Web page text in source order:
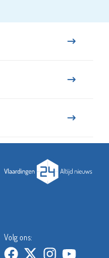
Volg ons: